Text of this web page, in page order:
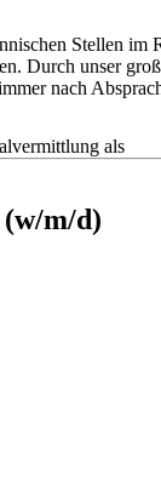
Stellen im
Durch unser
nach
als
m/d)